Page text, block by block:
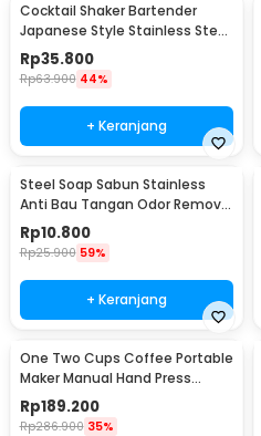
Cocktail Shaker Bartender
Japanese Style Stainless Steel
200ml
Rp35.800
Rp63.900 44%
+ Keranjang
Steel Soap Sabun Stainless
Anti Bau Tangan Odor Remove
- HW071
Rp10.800
Rp25.900 59%
+ Keranjang
One Two Cups Coffee Portable
Maker Manual Hand Press
Espresso 300ml - T35066
Rp189.200
Rp286.900 35%